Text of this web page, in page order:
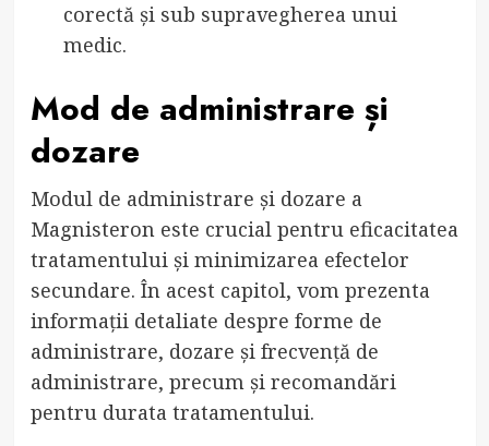
corectă și sub supravegherea unui
medic.
Mod de administrare și
dozare
Modul de administrare și dozare a
Magnisteron este crucial pentru eficacitatea
tratamentului și minimizarea efectelor
secundare. În acest capitol, vom prezenta
informații detaliate despre forme de
administrare, dozare și frecvență de
administrare, precum și recomandări
pentru durata tratamentului.